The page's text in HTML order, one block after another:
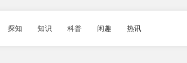
探知 知识 科普 闲趣 热讯